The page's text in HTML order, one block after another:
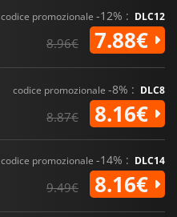
codice promozionale -12% : DLC12
8.96€ 7.88€
codice promozionale -8% : DLC8
8.87€ 8.16€
codice promozionale -14% : DLC14
9.49€ 8.16€